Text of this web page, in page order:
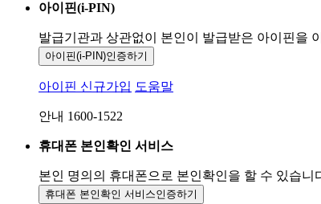
아이핀(i-PIN)
발급기관과 상관없이 본인이 발급받은 아이핀을
아이핀(i-PIN)인증하기
아이핀 신규가입 도움말
안내 1600-1522
휴대폰 본인확인 서비스
본인 명의의 휴대폰으로 본인확인을 할 수 있습니
휴대폰 본인확인 서비스인증하기